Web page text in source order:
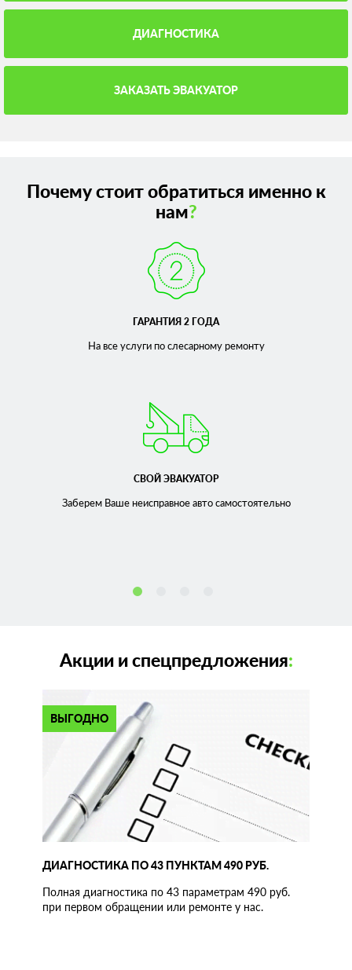
ДИАГНОСТИКА
ЗАКАЗАТЬ ЭВАКУАТОР
Почему стоит обратиться именно к
нам?
ГАРАНТИЯ 2 ГОДА
На все услуги по слесарномуремонту
СВОЙ ЭВАКУАТОР
Заберем Ваше неисправноеавто самостоятельно
Акции и спецпредложения:
ВЫГОДНО
ДИАГНОСТИКА ПО 43 ПУНКТАМ 490 РУБ.
Полная диагностика по 43 параметрам 490 руб.
при первом обращении или ремонте у нас.